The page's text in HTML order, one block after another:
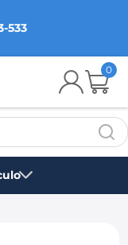
533
0